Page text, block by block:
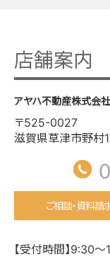
店舗案内
アヤハ不動産株式会
〒525-0027
滋賀県草津市野村
ご相談・資料請
【受付時間】9:30